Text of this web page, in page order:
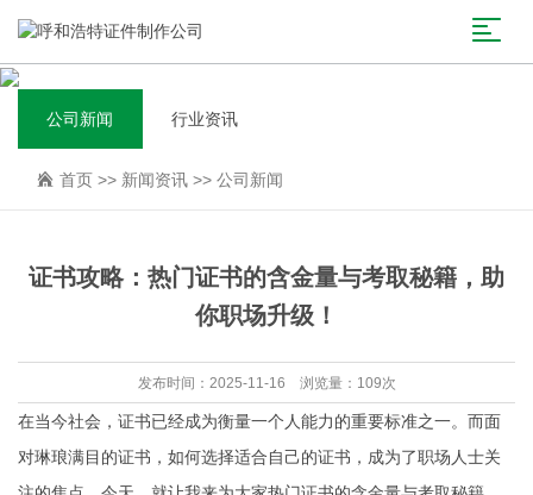
公司新闻 行业资讯
首页 >> 新闻资讯 >> 公司新闻
证书攻略：热门证书的含金量与考取秘籍，助
你职场升级！
发布时间：2025-11-16 浏览量：109次
在当今社会，证书已经成为衡量一个人能力的重要标准之一。而面
对琳琅满目的证书，如何选择适合自己的证书，成为了职场人士关